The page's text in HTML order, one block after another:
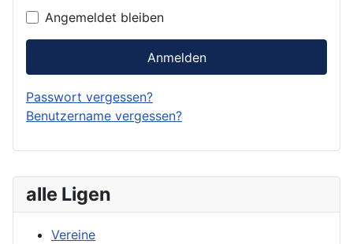
alle Ligen
Vereine
Angemeldet bleiben
Anmelden
Passwort vergessen?
Benutzername vergessen?